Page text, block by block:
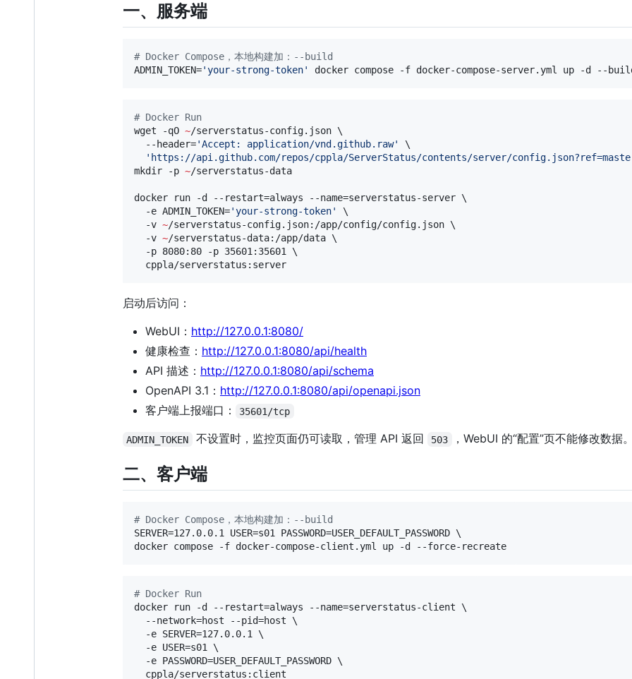
一、服务端
# Docker Compose，本地构建加：--build
ADMIN_TOKEN='your-strong-token' docker compose -f docker-compose-server.yml up -d --
# Docker Run
wget -qO ~/serverstatus-config.json \
  --header=
'Accept: application/vnd.github.raw'
\
' https://api.github.com/repos/cppla/ServerStatus/contents/server/
mkdir -p ~/serverstatus-data
docker run -d --restart=always --name=serverstatus-server \
  -e ADMIN_TOKEN=
'your-strong-token'
\
  -v
~/serverstatus-config.json:/app/config/config.json \
  -v
~/serverstatus-data:/app/data \
  -p 8080:80 -p 35601:35601 \
  cppla/serverstatus:server
启动后访问：
WebUI： http://127.0.0.1:8080/
健康检查： http://127.0.0.1:8080/api/health
API 描述： http://127.0.0.1:8080/api/schema
OpenAPI 3.1： http://127.0.0.1:8080/api/openapi.json
客户端上报端口：
35601/tcp
ADMIN_TOKEN 不设置时，监控页面仍可读取，管理 API 返回 503 ，WebUI 的“配置”页不能修改数据
二、客户端
# Docker Compose，本地构建加：--build
SERVER=127.0.0.1 USER=s01 PASSWORD=USER_DEFAULT_PASSWORD \
docker compose -f docker-compose-client.yml up -d --force-recreate
# Docker Run
docker run -d --restart=always --name=serverstatus-client \
  --network=host --pid=host \
  -e SERVER=127.0.0.1 \
  -e USER=s01 \
  -e PASSWORD=USER_DEFAULT_PASSWORD \
  cppla/serverstatus:client